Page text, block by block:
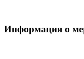
Информация о